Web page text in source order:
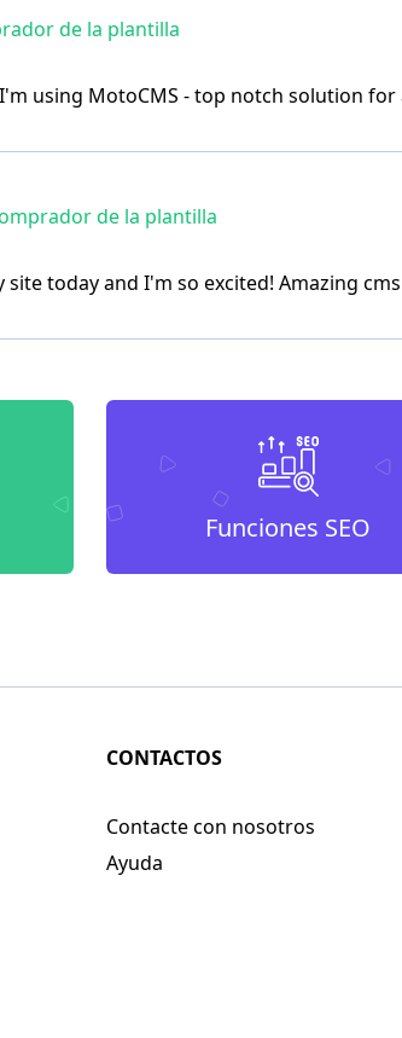
de la plantilla
using MotoCMS - top notch solution
de la plantilla
today and I'm so excited! Amazing cms
Funciones SEO
CONTACTOS
Contacte con nosotros
Ayuda